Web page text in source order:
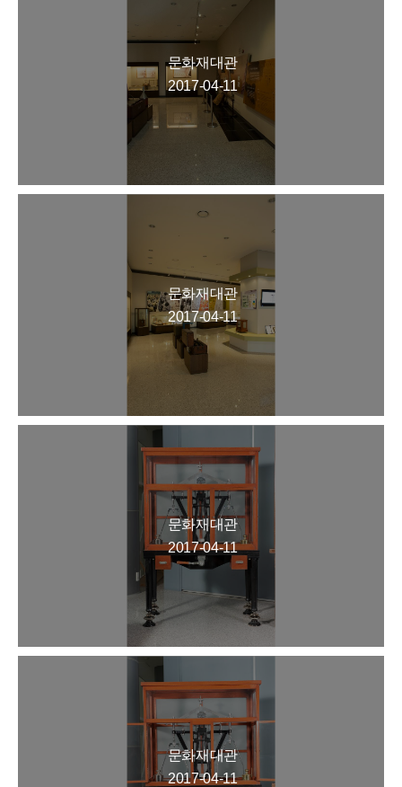
문화재대관
2017-04-11
문화재대관
2017-04-11
문화재대관
2017-04-11
문화재대관
2017-04-11